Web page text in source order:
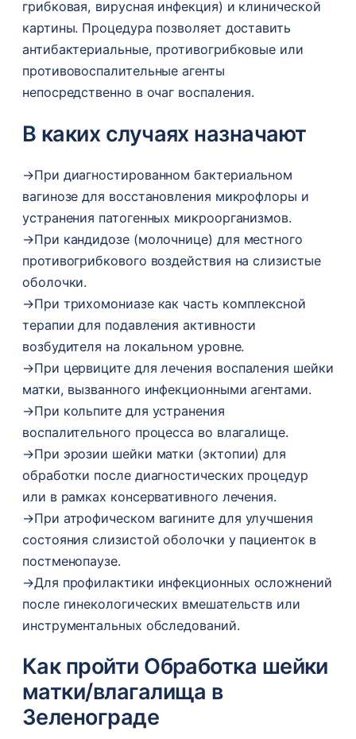
грибковая, вирусная инфекция) и клинической
картины. Процедура позволяет доставить
антибактериальные, противогрибковые или
противовоспалительные агенты
непосредственно в очаг воспаления.
В каких случаях назначают
→При диагностированном бактериальном
вагинозе для восстановления микрофлоры и
устранения патогенных микроорганизмов.
→При кандидозе (молочнице) для местного
противогрибкового воздействия на слизистые
оболочки.
→При трихомониазе как часть комплексной
терапии для подавления активности
возбудителя на локальном уровне.
→При цервиците для лечения воспаления шейки
матки, вызванного инфекционными агентами.
→При кольпите для устранения
воспалительного процесса во влагалище.
→При эрозии шейки матки (эктопии) для
обработки после диагностических процедур
или в рамках консервативного лечения.
→При атрофическом вагините для улучшения
состояния слизистой оболочки у пациенток в
постменопаузе.
→Для профилактики инфекционных осложнений
после гинекологических вмешательств или
инструментальных обследований.
Как пройти Обработка шейки
матки/влагалища в
Зеленограде